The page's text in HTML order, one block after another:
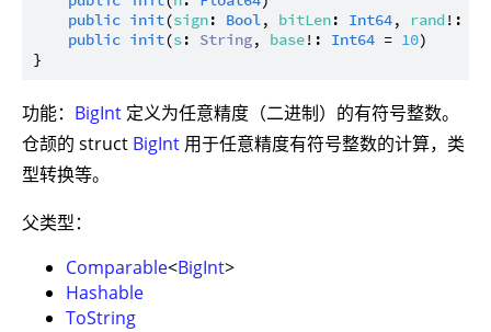
public init(sign: Bool, bitLen: Int64, rand!:
public init(s: String, base!: Int64 = 10)
功能： BigInt 定义为任意精度（二进制）的有符号整数。
仓颉的 struct BigInt 用于任意精度有符号整数的计算，类
型转换等。
父类型：
Comparable<BigInt>
Hashable
ToString